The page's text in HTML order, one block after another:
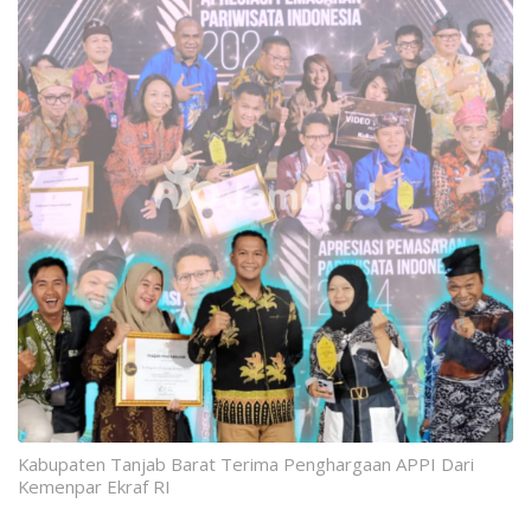
Kabupaten Tanjab Barat Terima Penghargaan APPI Dari
Kemenpar Ekraf RI